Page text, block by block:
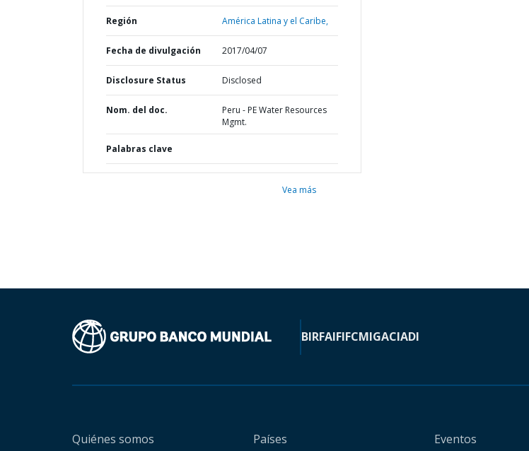
Región América Latina y el Caribe,
Fecha de divulgación 2017/04/07
Disclosure Status Disclosed
Nom. del doc.
Peru - PE Water Resources
Mgmt.
Palabras clave
Vea más
BIRFAIFIFCMIGACIADI
Quiénes somos Países Eventos